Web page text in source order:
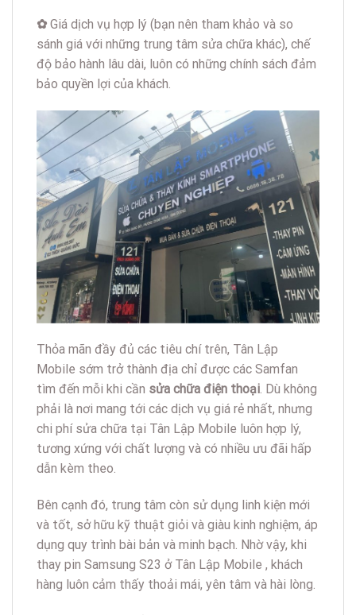
✿ Giá dịch vụ hợp lý (bạn nên tham khảo và so
sánh giá với những trung tâm sửa chữa khác), chế
độ bảo hành lâu dài, luôn có những chính sách đảm
bảo quyền lợi của khách.
Thỏa mãn đầy đủ các tiêu chí trên, Tân Lập
Mobile sớm trở thành địa chỉ được các Samfan
tìm đến mỗi khi cần sửa chữa điện thoại. Dù không
phải là nơi mang tới các dịch vụ giá rẻ nhất, nhưng
chi phí sửa chữa tại Tân Lập Mobile luôn hợp lý,
tương xứng với chất lượng và có nhiều ưu đãi hấp
dẫn kèm theo.
Bên cạnh đó, trung tâm còn sử dụng linh kiện mới
và tốt, sở hữu kỹ thuật giỏi và giàu kinh nghiệm, áp
dụng quy trình bài bản và minh bạch. Nhờ vậy, khi
thay pin Samsung S23 ở Tân Lập Mobile , khách
hàng luôn cảm thấy thoải mái, yên tâm và hài lòng.